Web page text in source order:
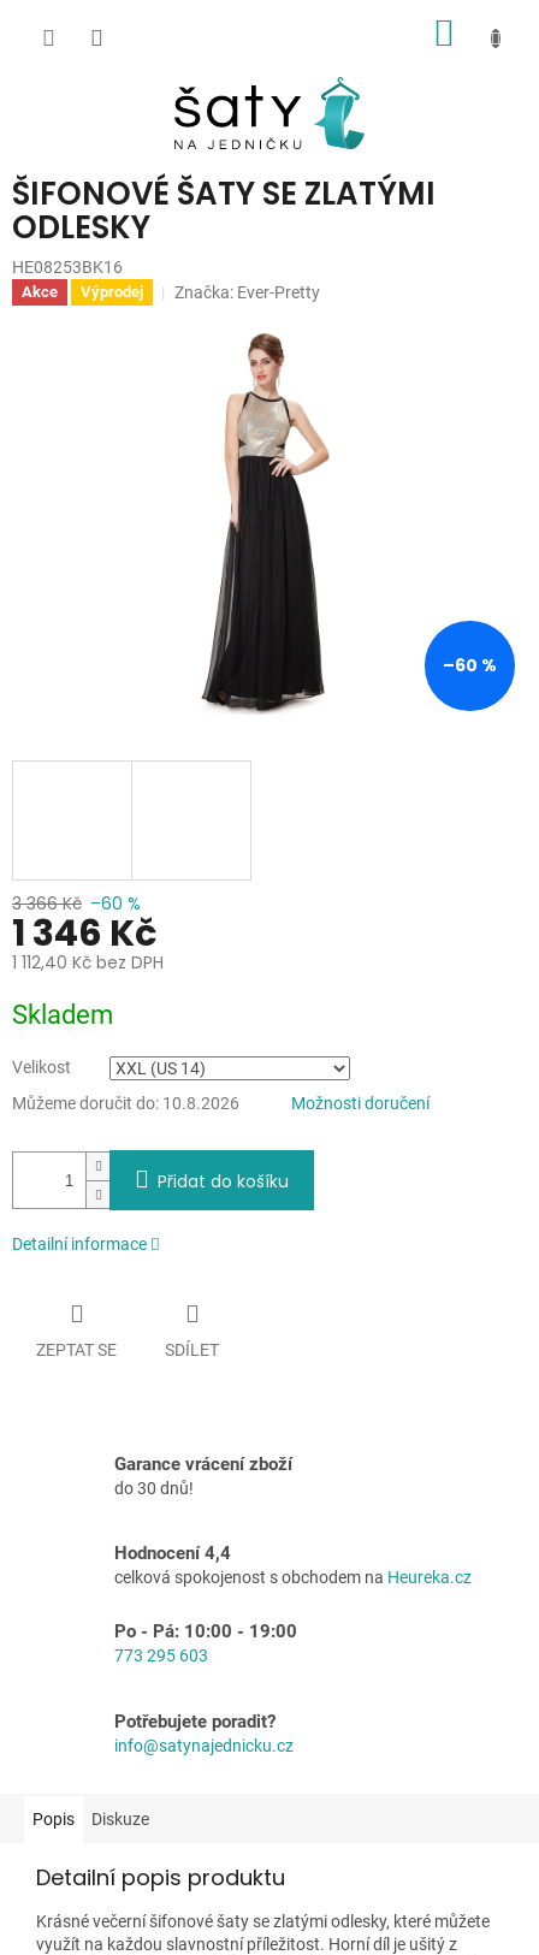
ŠIFONOVÉ ŠATY SE ZLATÝMI
ODLESKY
HE08253BK16
Akce Výprodej Značka: Ever-Pretty
–60 %
3 366 Kč –60 %
1 346 Kč
1 112,40 Kč bez DPH
cena:
Skladem
Velikost
Můžeme doručit do: 10.8.2026 Možnosti doručení
Přidat do košíku
Detailní informace
ZEPTAT SE SDÍLET
Garance vrácení zboží
do 30 dnů!
Hodnocení 4,4
celková spokojenost s obchodem na Heureka.cz
Po - Pá: 10:00 - 19:00
773 295 603
Potřebujete poradit?
info@satynajednicku.cz
Popis Diskuze
Detailní popis produktu
Krásné večerní šifonové šaty se zlatými odlesky, které můžete
využít na každou slavnostní příležitost. Horní díl je ušitý z